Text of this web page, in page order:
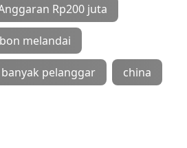
Rp200 juta
melandai
banyak pelanggar china